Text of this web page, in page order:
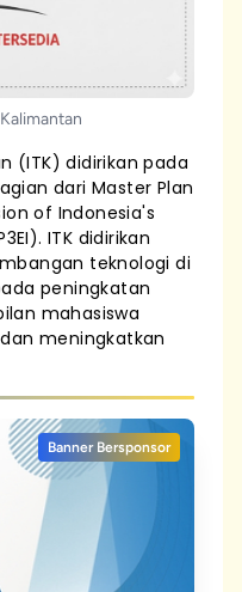
(ITK) didirikan pada
dari Master Plan
of Indonesia's
ITK didirikan
teknologi di
peningkatan
mahasiswa
meningkatkan
Banner Bersponsor